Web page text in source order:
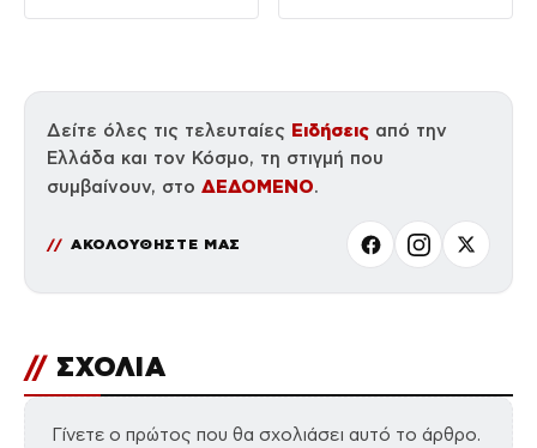
Δείτε όλες τις τελευταίες Ειδήσεις από την
Ελλάδα και τον Κόσμο, τη στιγμή που
συμβαίνουν, στο ΔΕΔΟΜΕΝΟ.
ΑΚΟΛΟΥΘΗΣΤΕ ΜΑΣ
// ΣΧΟΛΙΑ
Γίνετε ο πρώτος που θα σχολιάσει αυτό το άρθρο.